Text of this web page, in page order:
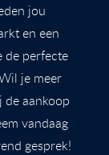
jou
en een
de perfecte
je meer
aankoop
vandaag
gesprek!